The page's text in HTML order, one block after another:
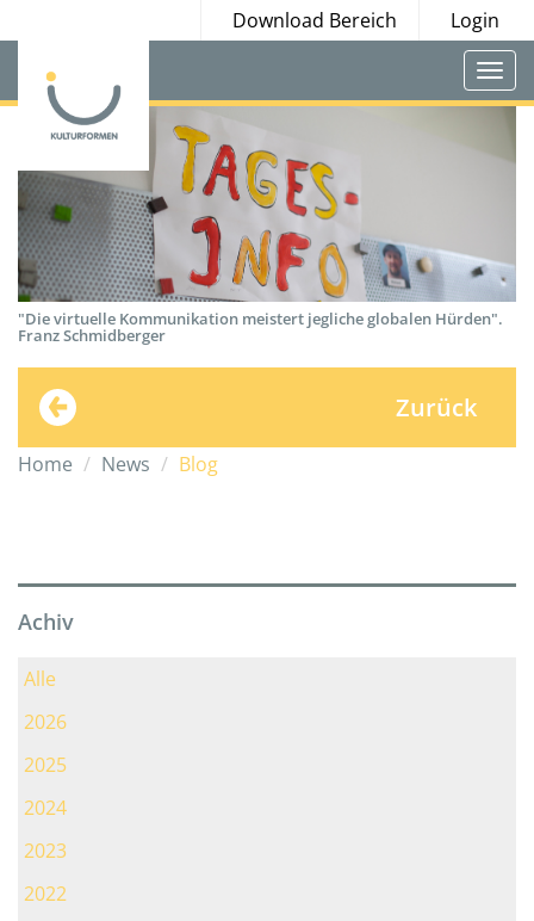
Download Bereich Login
"Die virtuelle Kommunikation meistert jegliche globalen Hürden".
Franz Schmidberger
Zurück
Home News Blog
Achiv
Alle
2026
2025
2024
2023
2022